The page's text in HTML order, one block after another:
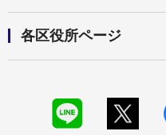
各区役所ページ